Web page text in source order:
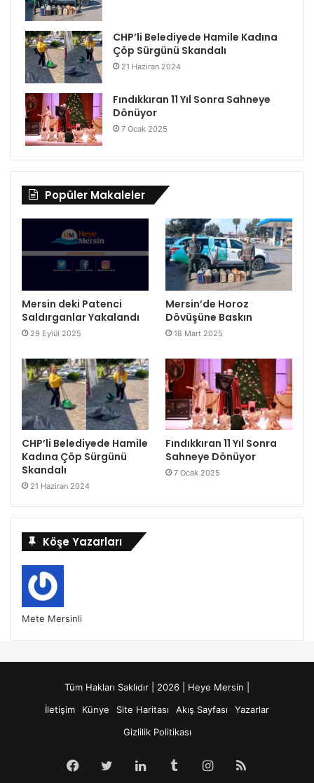
CHP’li Belediyede Hamile Kadına
Çöp Sürgünü Skandalı
21 Haziran 2024
Fındıkkıran 11 Yıl Sonra Sahneye
Dönüyor
7 Ocak 2025
Popüler Makaleler
Mersin deki Patenci
Saldırganlar Yakalandı
29 Eylül 2025
Mersin’de Horoz
Dövüşüne Baskın
18 Mart 2025
CHP’li Belediyede Hamile
Kadına Çöp Sürgünü
Skandalı
21 Haziran 2024
Fındıkkıran 11 Yıl Sonra
Sahneye Dönüyor
7 Ocak 2025
Köşe Yazarları
Mete Mersinli
Tüm Hakları Saklıdır | 2026 | Heye Mersin |
İletişim
Künye Site Haritası Akış Sayfası
Yazarlar
Gizlilik Politikası
Facebook
TwitterLinkedInTumblrInstagram
RSS